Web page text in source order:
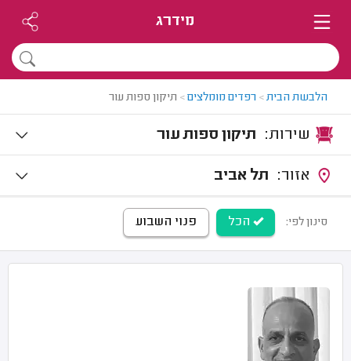
מידרג
הלבשת הבית> רפדים מומלצים> תיקון ספות עור
תיקון ספות עור
תל אביב
סינון לפי: הכל פנוי השבוע